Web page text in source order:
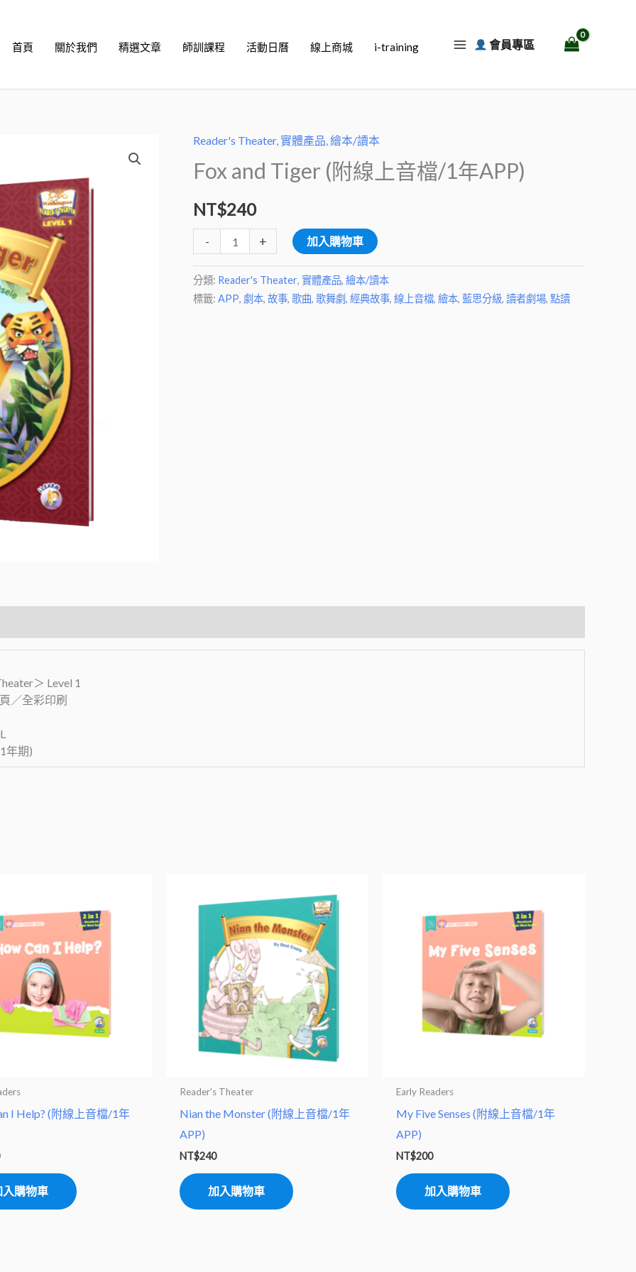
首頁 關於我們 精選文章 師訓課程 活動日曆 線上商城 i-training 會員專區
Reader's Theater,實體產品,繪本/讀本
Fox and Tiger (附線上音檔/1年APP)
NT$240
-
Fox
and
(附
線
音
檔/1
+ 加入購物車
分類: Reader's Theater, 實體產品, 繪本/讀本
標籤: APP, 劇本, 故事, 歌曲, 歌舞劇, 經典故事, 線上音檔, 繪本, 藍思分級, 讀者劇場, 點讀
＞ Level 1
／全彩印刷
年期)
I Help? (附線上音檔/1年
入購物車
Reader's Theater
Nian the Monster (附線上音檔/1年
APP)
NT$240
加入購物車
Early Readers
My Five Senses (附線上音檔/1年
APP)
NT$200
加入購物車